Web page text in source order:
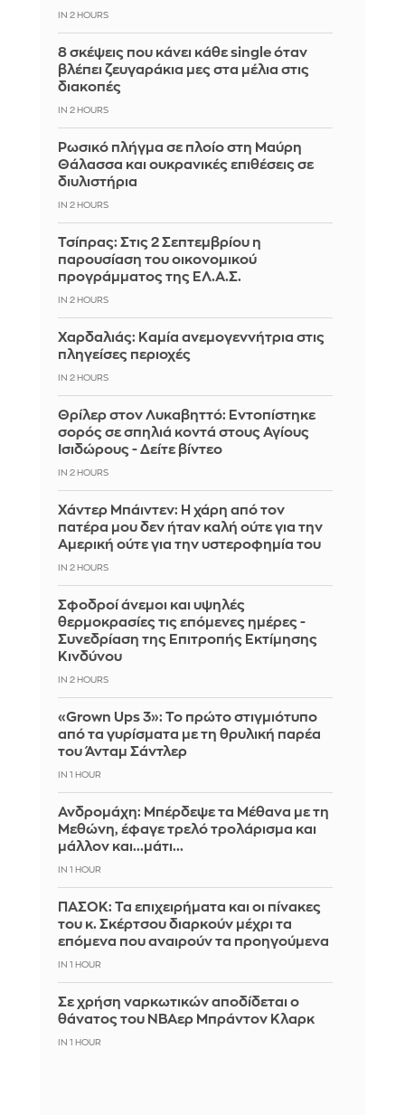
IN 2 HOURS
8 σκέψεις που κάνει κάθε single όταν
βλέπει ζευγαράκια μες στα μέλια στις
διακοπές
IN 2 HOURS
Ρωσικό πλήγμα σε πλοίο στη Μαύρη
Θάλασσα και ουκρανικές επιθέσεις σε
διυλιστήρια
IN 2 HOURS
Τσίπρας: Στις 2 Σεπτεμβρίου η
παρουσίαση του οικονομικού
προγράμματος της ΕΛ.Α.Σ.
IN 2 HOURS
Χαρδαλιάς: Καμία ανεμογεννήτρια στις
πληγείσες περιοχές
IN 2 HOURS
Θρίλερ στον Λυκαβηττό: Εντοπίστηκε
σορός σε σπηλιά κοντά στους Αγίους
Ισιδώρους - Δείτε βίντεο
IN 2 HOURS
Χάντερ Μπάιντεν: Η χάρη από τον
πατέρα μου δεν ήταν καλή ούτε για την
Αμερική ούτε για την υστεροφημία του
IN 2 HOURS
Σφοδροί άνεμοι και υψηλές
θερμοκρασίες τις επόμενες ημέρες -
Συνεδρίαση της Επιτροπής Εκτίμησης
Κινδύνου
IN 2 HOURS
«Grown Ups 3»: Το πρώτο στιγμιότυπο
από τα γυρίσματα με τη θρυλική παρέα
του Άνταμ Σάντλερ
IN 1 HOUR
Ανδρομάχη: Μπέρδεψε τα Μέθανα με τη
Μεθώνη, έφαγε τρελό τρολάρισμα και
μάλλον και...μάτι...
IN 1 HOUR
ΠΑΣΟΚ: Τα επιχειρήματα και οι πίνακες
του κ. Σκέρτσου διαρκούν μέχρι τα
επόμενα που αναιρούν τα προηγούμενα
IN 1 HOUR
Σε χρήση ναρκωτικών αποδίδεται ο
θάνατος του ΝΒΑερ Μπράντον Κλαρκ
IN 1 HOUR